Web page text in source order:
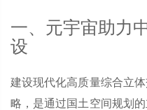
一、元宇宙助力
设
建设现代化高质量综合立
略，是通过国土空间规划